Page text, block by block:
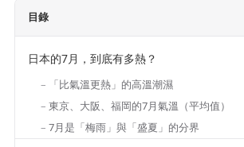
目錄
日本的7月，到底有多熱？
「比氣溫更熱」的高溫潮濕
東京、大阪、福岡的7月氣溫（平均值）
7月是「梅雨」與「盛夏」的分界